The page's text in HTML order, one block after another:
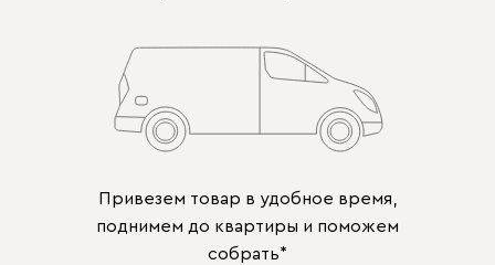
Привезем товар в удобное время,
поднимем до квартиры и поможем
собрать*